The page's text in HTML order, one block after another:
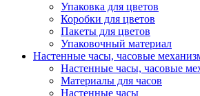
Упаковка для цветов
Коробки для цветов
Пакеты для цветов
Упаковочный материал
Настенные часы, часовые
Настенные часы, часовые
Материалы для часов
Настенные часы